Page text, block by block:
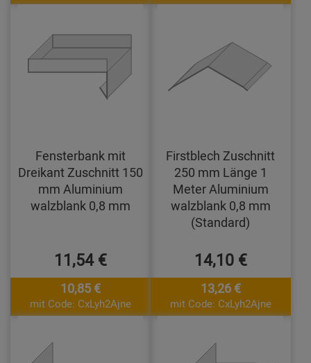
Fensterbank mit
Dreikant Zuschnitt 150
mm Aluminium
walzblank 0,8 mm
11,54 €
10,85 €
mit Code: CxLyh2Ajne
Firstblech Zuschnitt
250 mm Länge 1
Meter Aluminium
walzblank 0,8 mm
(Standard)
14,10 €
13,26 €
mit Code: CxLyh2Ajne